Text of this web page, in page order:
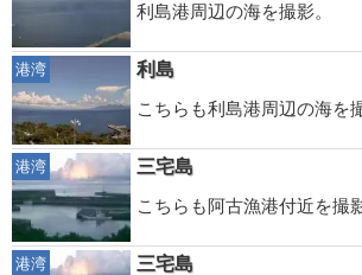
利島港周辺の海を撮影。
港湾
利島
こちらも利島港周辺の海を
港湾
三宅島
こちらも阿古漁港付近を撮
港湾
三宅島